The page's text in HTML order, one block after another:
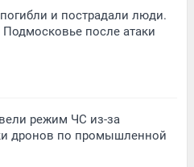
и пострадали люди.
Подмосковье после атаки
режим ЧС из-за
дронов по промышленной